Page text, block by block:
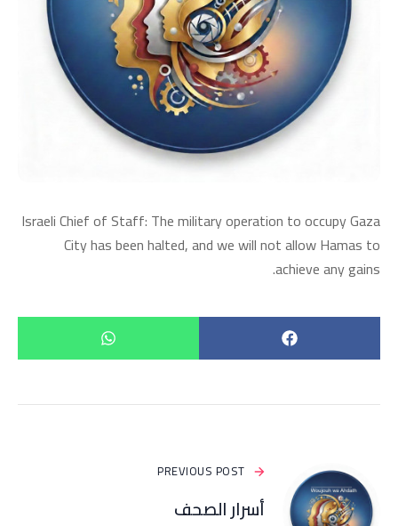
Israeli Chief of Staff: The military operation to occupy Gaza
City has been halted, and we will not allow Hamas to
achieve any gains.
PREVIOUS POST
أسرار الصحف